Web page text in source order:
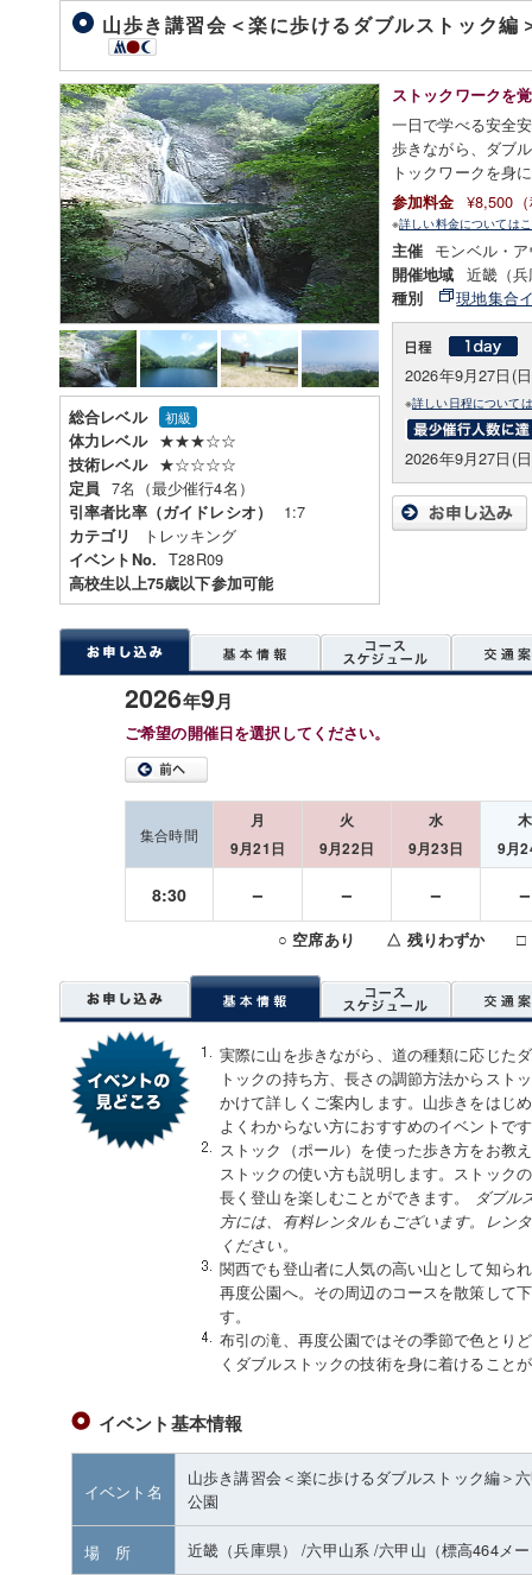
山歩き講習会＜楽に歩けるダブルストック編
総合レベル 初級
体力レベル ★★★☆☆
技術レベル ★☆☆☆☆
定員 7名（最少催行4名）
引率者比率（ガイドレシオ） 1:7
カテゴリ トレッキング
イベントNo. T28R09
高校生以上75歳以下参加可能
ストックワークを
一日で学べる安全
歩きながら、ダブ
トックワークを身
参加料金 ¥8,500
※詳しい料金については
主催 モンベル・
開催地域 近畿（
種別 現地集合
2026年9月27日(
※詳しい日程について
2026年9月27日(
2026年9月
ご希望の開催日を選択してください。
集合時間
月
9月21日
火
9月22日
水
9月23日
木
9月
8:30 － － －
○ 空席あり △ 残りわずか □
実際に山を歩きながら、道の種類に応じた
トックの持ち方、長さの調節方法からスト
かけて詳しくご案内します。山歩きをはじ
よくわからない方におすすめのイベントで
ストック（ポール）を使った歩き方をお教
ストックの使い方も説明します。ストック
長く登山を楽しむことができます。
ダブル
方には、有料レンタルもございます。レン
ください。
関西でも登山者に人気の高い山として知ら
再度公園へ。その周辺のコースを散策して
す。
布引の滝、再度公園ではその季節で色とり
くダブルストックの技術を身に着けること
イベント基本情報
イベント名
山歩き講習会＜楽に歩けるダブルストック編
公園
場 所 近畿（兵庫県） /六甲山系 /六甲山 （標高464メ